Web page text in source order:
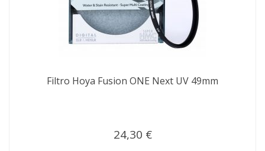
Filtro Hoya Fusion ONE Next UV 49mm
24,30 €